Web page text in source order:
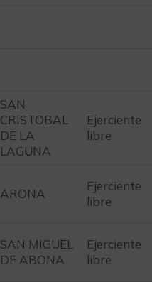
SAN
CRISTOBAL
DE LA
LAGUNA
Ejerciente
libre
ARONA
Ejerciente
libre
SAN MIGUEL
DE ABONA
Ejerciente
libre